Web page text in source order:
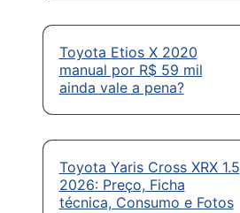
Toyota Etios X 2020
manual por R$ 59 mil
ainda vale a pena?
Toyota Yaris Cross XRX 1.5
2026: Preço, Ficha
técnica, Consumo e Fotos